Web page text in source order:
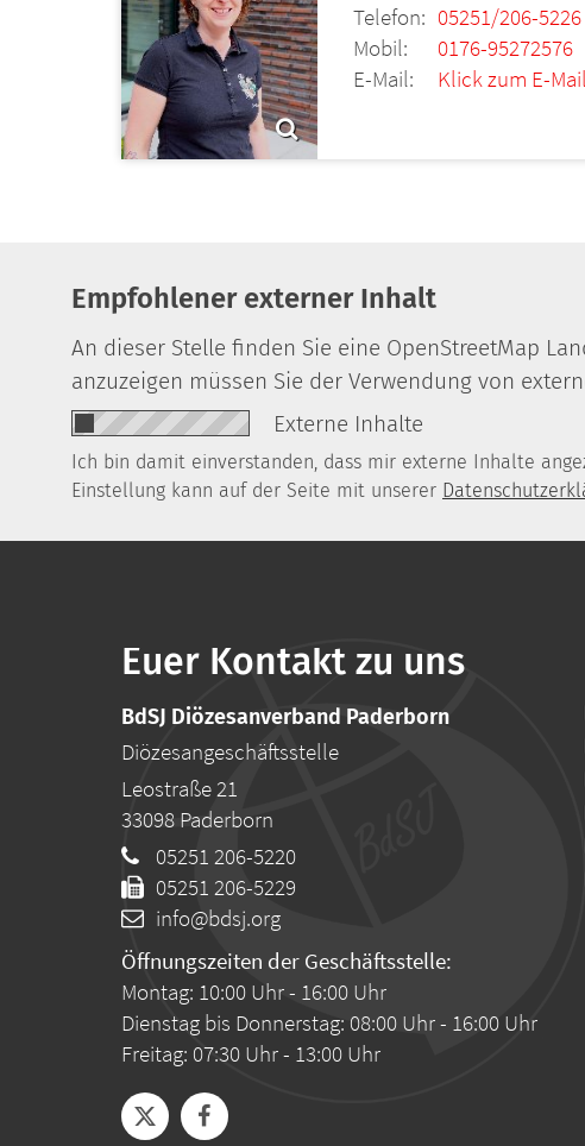
Telefon: 05251/206-5226
Mobil:
0176-95272576
E-Mail:
Klick zum E-
Empfohlener externer Inhalt
An dieser Stelle finden Sie eine OpenStreetMap
anzuzeigen müssen Sie der Verwendung von
Externe Inhalte
Ich bin damit einverstanden, dass mir externe Inhalte
Einstellung kann auf der Seite mit unserer
Euer Kontakt zu uns
BdSJ Diözesanverband Paderborn
Diözesangeschäftsstelle
Leostraße 21
33098 Paderborn
05251 206-5220
05251 206-5229
info@bdsj.org
Öffnungszeiten der Geschäftsstelle:
Montag: 10:00 Uhr - 16:00 Uhr
Dienstag bis Donnerstag: 08:00 Uhr - 16:00 Uhr
Freitag: 07:30 Uhr - 13:00 Uhr